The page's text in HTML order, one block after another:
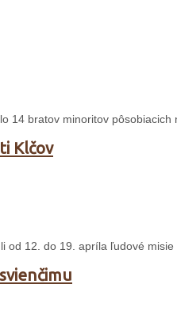
14 bratov minoritov pôsobiacich
Klčov
od 12. do 19. apríla ľudové misie